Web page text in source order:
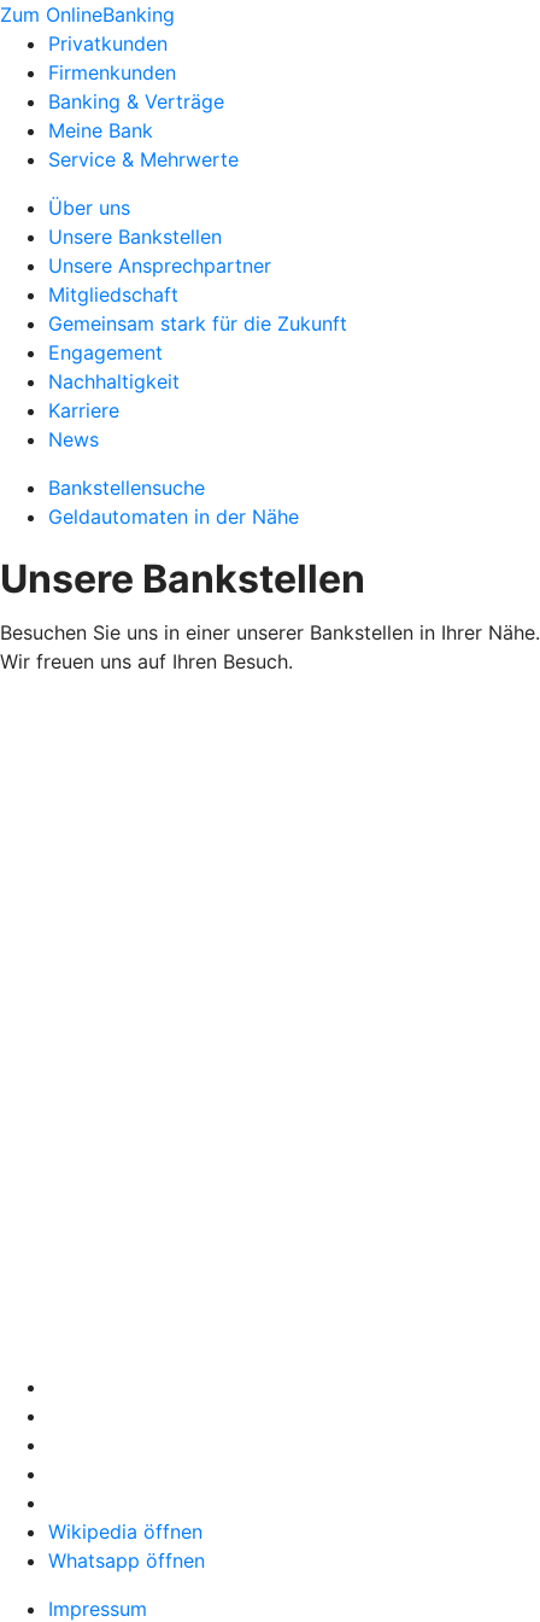
Zum OnlineBanking
Privatkunden
Firmenkunden
Banking & Verträge
Meine Bank
Service & Mehrwerte
Über uns
Unsere Bankstellen
Unsere Ansprechpartner
Mitgliedschaft
Gemeinsam stark für die Zukunft
Engagement
Nachhaltigkeit
Karriere
News
Bankstellensuche
Geldautomaten in der Nähe
Unsere Bankstellen
Besuchen Sie uns in einer unserer Bankstellen in Ihrer Nähe.
Wir freuen uns auf Ihren Besuch.
Wikipedia öffnen
Whatsapp öffnen
Impressum